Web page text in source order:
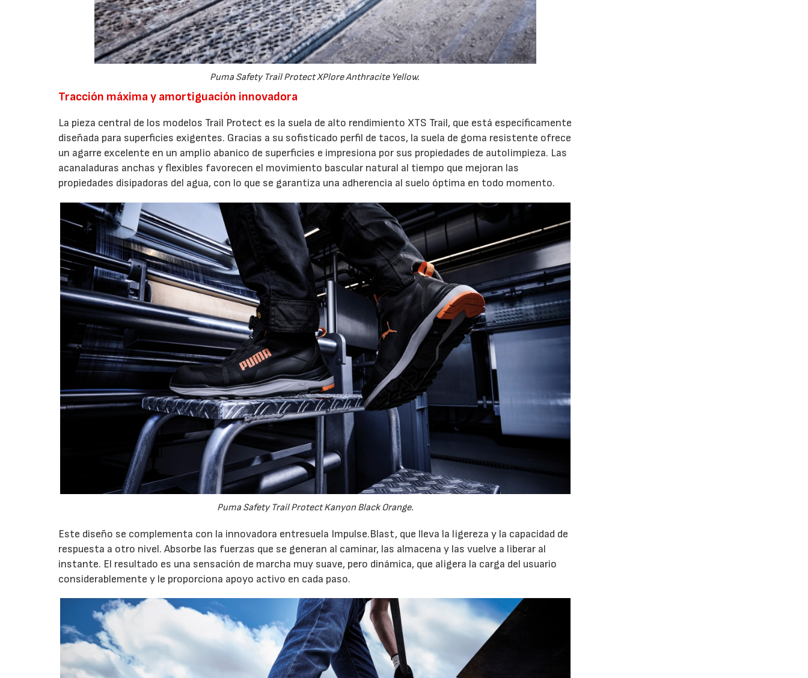
Puma Safety Trail Protect XPlore Anthracite Yellow.
Tracción máxima y amortiguación innovadora
La pieza central de los modelos Trail Protect es la suela de alto rendimiento XTS Trail, que está específicamente
diseñada para superficies exigentes. Gracias a su sofisticado perfil de tacos, la suela de goma resistente ofrece
un agarre excelente en un amplio abanico de superficies e impresiona por sus propiedades de autolimpieza. Las
acanaladuras anchas y flexibles favorecen el movimiento bascular natural al tiempo que mejoran las
propiedades disipadoras del agua, con lo que se garantiza una adherencia al suelo óptima en todo momento.
Puma Safety Trail Protect Kanyon Black Orange.
Este diseño se complementa con la innovadora entresuela Impulse.Blast, que lleva la ligereza y la capacidad de
respuesta a otro nivel. Absorbe las fuerzas que se generan al caminar, las almacena y las vuelve a liberar al
instante. El resultado es una sensación de marcha muy suave, pero dinámica, que aligera la carga del usuario
considerablemente y le proporciona apoyo activo en cada paso.